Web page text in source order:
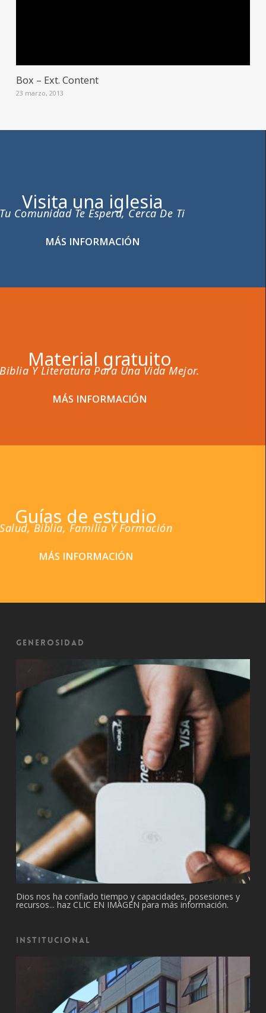
Box – Ext. Content
23 marzo, 2013
Visita una iglesia
Tu Comunidad Te Espera, Cerca De Ti
MÁS INFORMACIÓN
Material gratuito
Biblia Y Literatura Para Una Vida Mejor.
MÁS INFORMACIÓN
Guías de estudio
Salud, Biblia, Familia Y Formación
MÁS INFORMACIÓN
Generosidad
Dios nos ha confiado tiempo y capacidades, posesiones y
recursos... haz CLIC EN IMAGEN para más información.
Institucional